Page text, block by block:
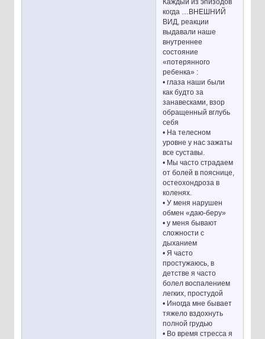
Каждый из эпизодов
когда …ВНЕШНИЙ
ВИД, реакции
выдавали наше
внутреннее
состояние
«потерянного
ребенка» :
• глаза наши были
как будто за
занавесками, взор
обращенный вглубь
себя
• На телесном
уровне у нас зажаты
все суставы.
• Мы часто страдаем
от болей в пояснице,
остеохондроза в
коленях.
• У меня нарушен
обмен «даю-беру»
• у меня бывают
сложности с
дыханием
• Я часто
простужаюсь, в
детстве я часто
болел воспалением
легких, простудой
• Иногда мне бывает
тяжело вздохнуть
полной грудью
• Во время стресса я